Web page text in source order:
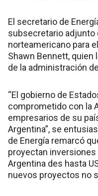
El secretario de
subsecretario adjunto
norteamericano para
Shawn Bennett, quien
de la administración
“El gobierno de
comprometido con la
empresarios de su
Argentina”, se
de Energía remarcó
proyectan
Argentina des hasta
nuevos proyectos no